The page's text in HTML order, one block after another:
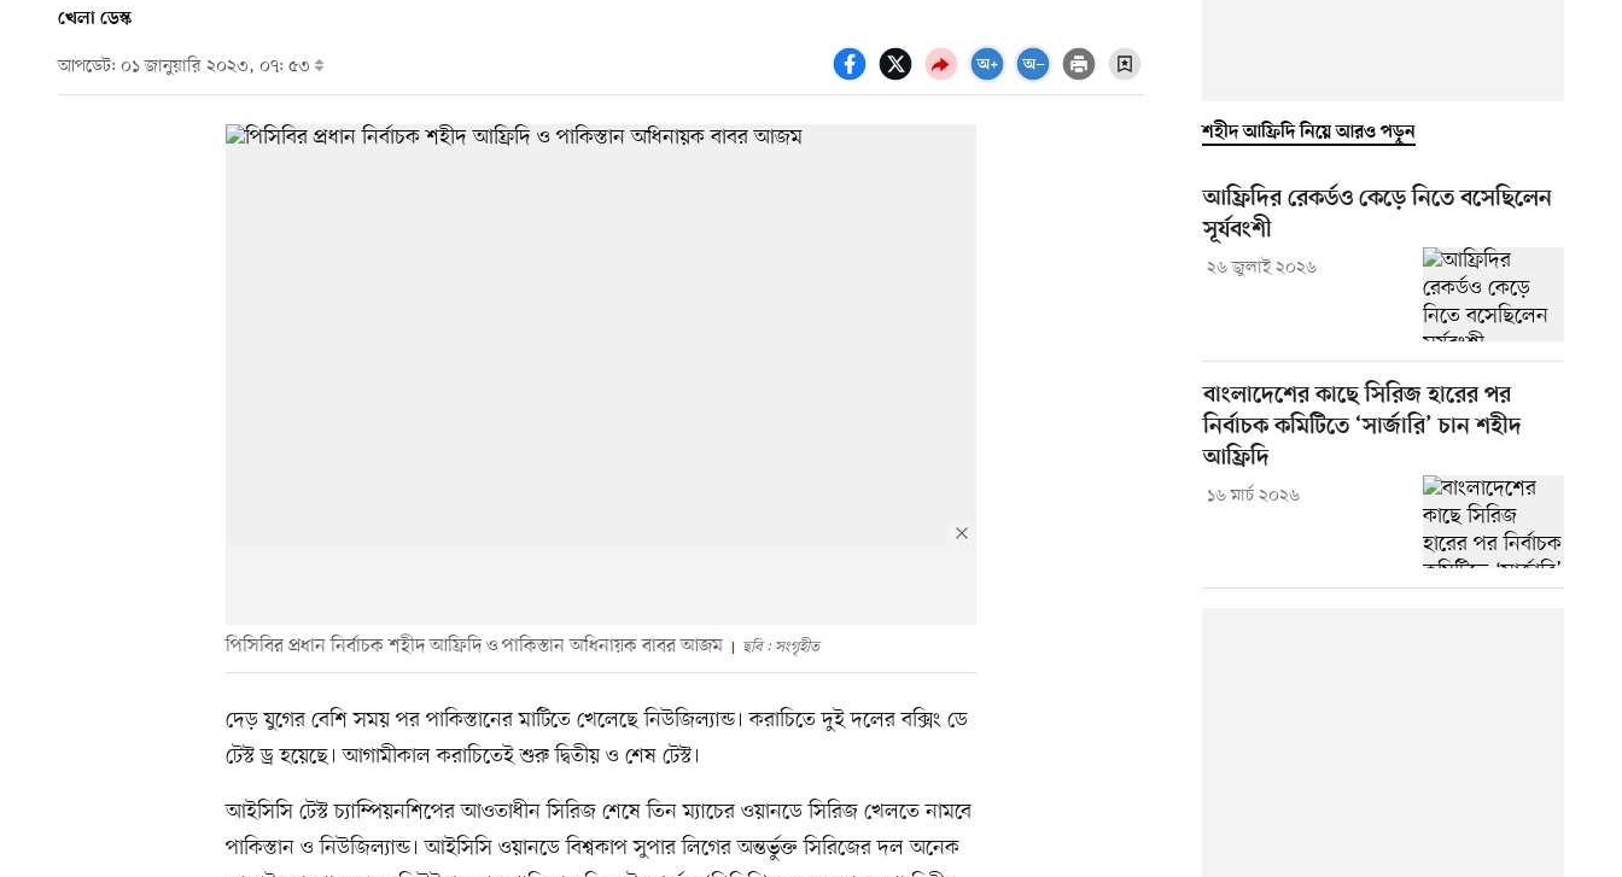
খেলা ডেস্ক
আপডেট: ০১ জানুয়ারি ২০২৩, ০৭: ৫৩
পিসিবির প্রধান নির্বাচক শহীদ আফ্রিদি ও পাকিস্তান অধিনায়ক বাবর আজম ছবি : সংগৃহীত
দেড় যুগের বেশি সময় পর পাকিস্তানের মাটিতে খেলেছে নিউজিল্যান্ড। করাচিতে দুই দলের বক্সিং ডে
টেস্ট ড্র হয়েছে। আগামীকাল করাচিতেই শুরু দ্বিতীয় ও শেষ টেস্ট।
আইসিসি টেস্ট চ্যাম্পিয়নশিপের আওতাধীন সিরিজ শেষে তিন ম্যাচের ওয়ানডে সিরিজ খেলতে নামবে
পাকিস্তান ও নিউজিল্যান্ড। আইসিসি ওয়ানডে বিশ্বকাপ সুপার লিগের অন্তর্ভুক্ত সিরিজের দল অনেক
শহীদ আফ্রিদি নিয়ে আরও পড়ুন
আফ্রিদির রেকর্ডও কেড়ে নিতে বসেছিলেন
সূর্যবংশী
২৬ জুলাই ২০২৬
বাংলাদেশের কাছে সিরিজ হারের পর
নির্বাচক কমিটিতে ‘সার্জারি’ চান শহীদ
আফ্রিদি
১৬ মার্চ ২০২৬